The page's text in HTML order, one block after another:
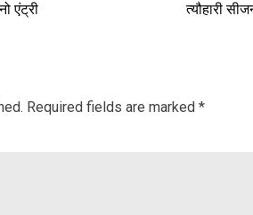
एंट्री
त्यौहारी
Required fields are marked *